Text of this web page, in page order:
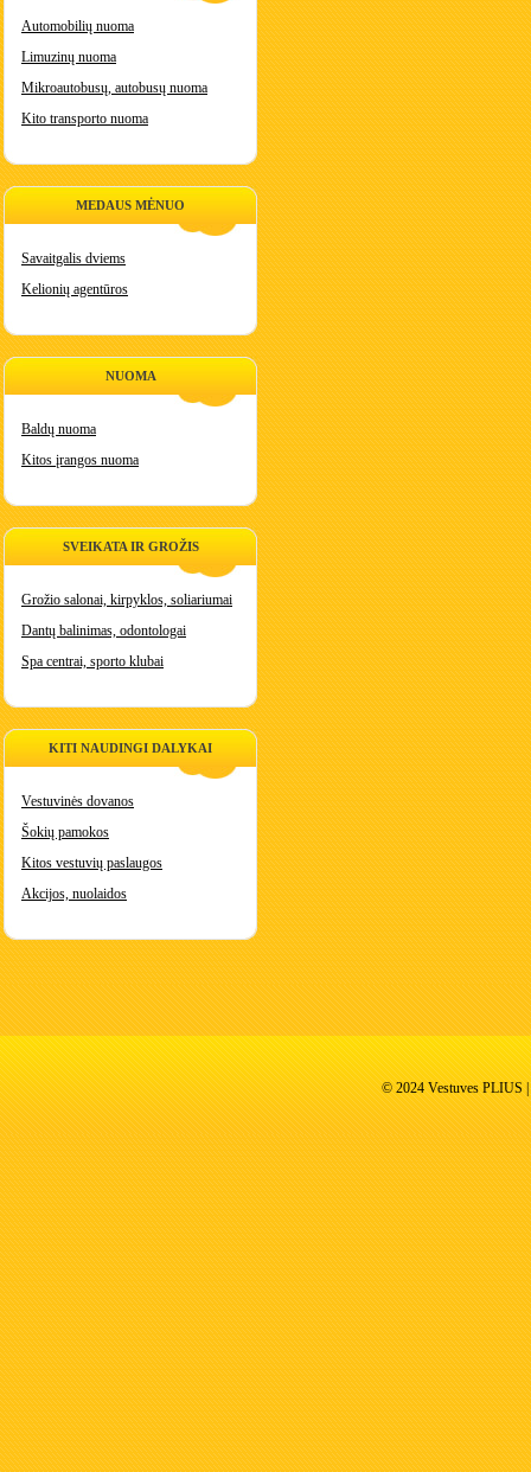
Automobilių nuoma
Limuzinų nuoma
Mikroautobusų, autobusų nuoma
Kito transporto nuoma
MEDAUS MĖNUO
Savaitgalis dviems
Kelionių agentūros
NUOMA
Baldų nuoma
Kitos įrangos nuoma
SVEIKATA IR GROŽIS
Grožio salonai, kirpyklos, soliariumai
Dantų balinimas, odontologai
Spa centrai, sporto klubai
KITI NAUDINGI DALYKAI
Vestuvinės dovanos
Šokių pamokos
Kitos vestuvių paslaugos
Akcijos, nuolaidos
© 2024 Vestuves PLIUS